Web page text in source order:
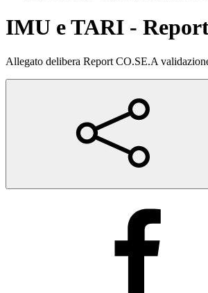
IMU e TARI -
Allegato delibera Report CO.SE.A